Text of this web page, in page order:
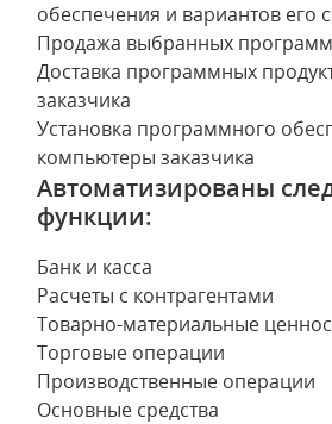
обеспечения и вариантов его
Продажа выбранных
Доставка программных
заказчика
Установка программного
компьютеры заказчика
Автоматизированы
функции:
Банк и касса
Расчеты с контрагентами
Товарно-материальные
Торговые операции
Производственные операции
Основные средства